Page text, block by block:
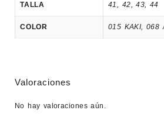
TALLA 41, 42,43, 44
COLOR 015 KAKI,068
Valoraciones
No hay valoraciones aún.